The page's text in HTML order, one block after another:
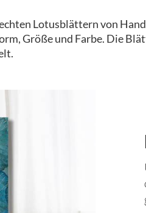
Lotusblättern von
Größe und Farbe. Die